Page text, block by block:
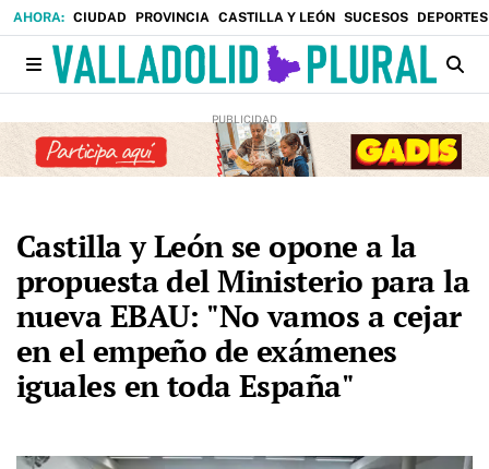
CIUDAD PROVINCIA CASTILLA Y LEÓN SUCESOS DEPORTES
Castilla y León se opone a la
propuesta del Ministerio para la
nueva EBAU: "No vamos a cejar
en el empeño de exámenes
iguales en toda España"